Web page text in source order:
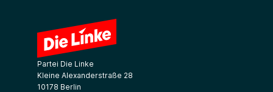
Partei Die Linke
Kleine Alexanderstraße 28
10178 Berlin